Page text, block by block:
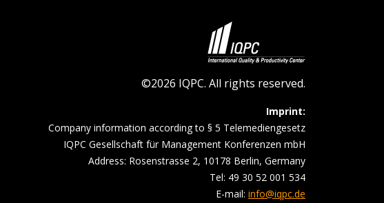
©2026 IQPC. All rights reserved.
Imprint:
Company information according to § 5 Telemediengesetz
IQPC Gesellschaft für Management Konferenzen mbH
Address: Rosenstrasse 2, 10178 Berlin, Germany
Tel: 49 30 52 001 534
E-mail: info@iqpc.de